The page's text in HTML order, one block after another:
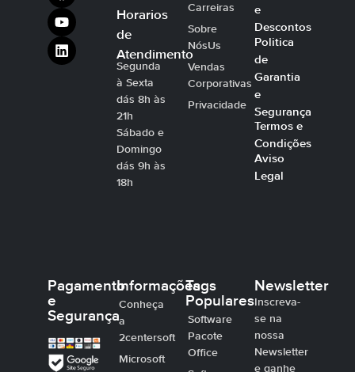
Horarios
de
Atendimento
Segunda
à Sexta
dás 8h às
21h
Sábado e
Domingo
dás 9h às
18h
Carreiras
Sobre
NósUs
Vendas
Corporativas
Privacidade
e
Descontos
Politica
de
Garantia
e
Segurança
Termos e
Condições
Aviso
Legal
Pagamento
e
Segurança
Informações
Conheça
a
2centersoft
Microsoft
Tags
Populares
Software
Pacote
Office
Newsletter
Inscreva-
se na
nossa
Newsletter
e ganhe